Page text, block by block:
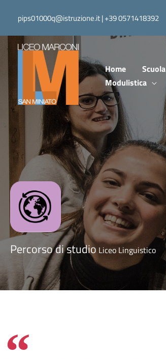
contenuto
pips01000q@istruzione.it | +39 0571418392
Home Scuola
Modulistica
Percorso di studioLiceo Linguistico